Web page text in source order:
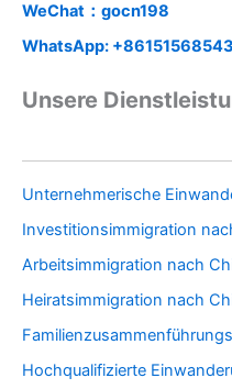
WeChat：gocn198
WhatsApp:
Unsere
Unternehmerische
Investitionsimmigration
Arbeitsimmigration nach
Heiratsimmigration nach
Hochqualifizierte